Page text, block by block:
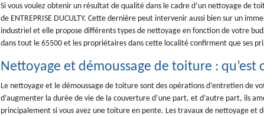
Si vous voulez obtenir un résultat de qualité dans le cadre d’un nettoyage de
de ENTREPRISE DUCULTY. Cette dernière peut intervenir aussi bien sur un
industriel et elle propose différents types de nettoyage en fonction de votre
dans tout le 65500 et les propriétaires dans cette localité confirment que ses
Nettoyage et démoussage de toiture : qu’est
Le nettoyage et le démoussage de toiture sont des opérations d’entretien de
d’augmenter la durée de vie de la couverture d’une part, et d’autre part, ils
principalement si vous avez une toiture en pente. Les travaux de nettoyage et